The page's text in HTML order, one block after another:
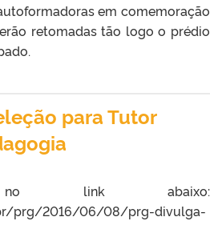
em comemoração
retomadas tão logo o prédio
para Tutor
no link abaixo:
prg/2016/06/08/prg-divulga-